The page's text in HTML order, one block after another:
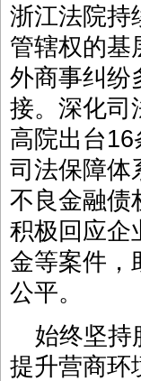
浙江法院持
管辖权的基
外商事纠纷
接。深化司
高院出台16
司法保障体
不良金融债
积极回应企
金等案件，
公平。
始终坚持
提升营商环